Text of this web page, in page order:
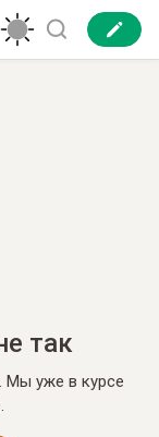
так
Мы уже в курсе